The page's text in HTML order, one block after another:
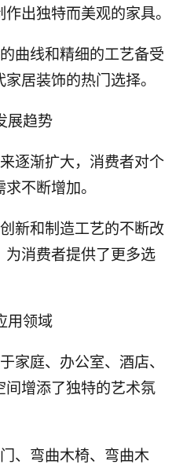
出独特而美观的家具。
曲线和精细的工艺备受
居装饰的热门选择。
展趋势
逐渐扩大，消费者对个
不断增加。
新和制造工艺的不断改
消费者提供了更多选
用领域
家庭、办公室、酒店、
增添了独特的艺术氛
、弯曲木椅、弯曲木